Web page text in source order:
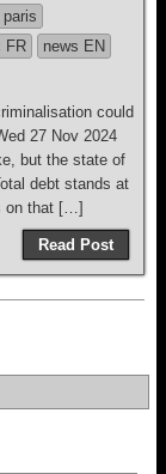
FR
news EN
could
27 Nov 2024
but the state of
debt stands at
on that […]
Read Post